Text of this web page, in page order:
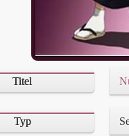
Titel
Typ